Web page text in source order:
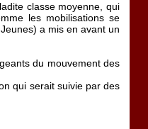
classe moyenne, qui
les mobilisations se
a mis en avant un
du mouvement des
qui serait suivie par des